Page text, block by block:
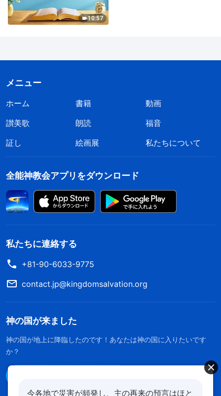
10:57
メニュー
ホーム 書籍
動画
讃美歌
朗読
福音
証し
絵画展 私たちについて
全能神教会アプリをダウンロード
私たちに連絡する
+81-90-6033-9775
contact.jp@kingdomsalvation.org
神の国が来ました
神の国が地上に降臨したのです！あなたは神の国に入りたいです
か？
今各地で災害が頻発し、主の再来の預言はほと